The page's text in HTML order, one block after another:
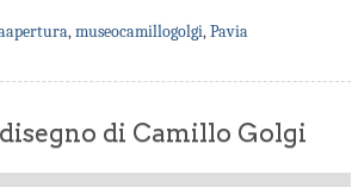
,museocamillogolgi,Pavia
di Camillo Golgi